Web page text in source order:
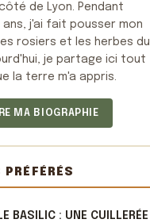
de Lyon. Pendant
j'ai fait pousser mon
rosiers et les herbes du
je partage ici tout
la terre m'a appris.
MA BIOGRAPHIE
LE BASILIC : UNE CUILLERÉE